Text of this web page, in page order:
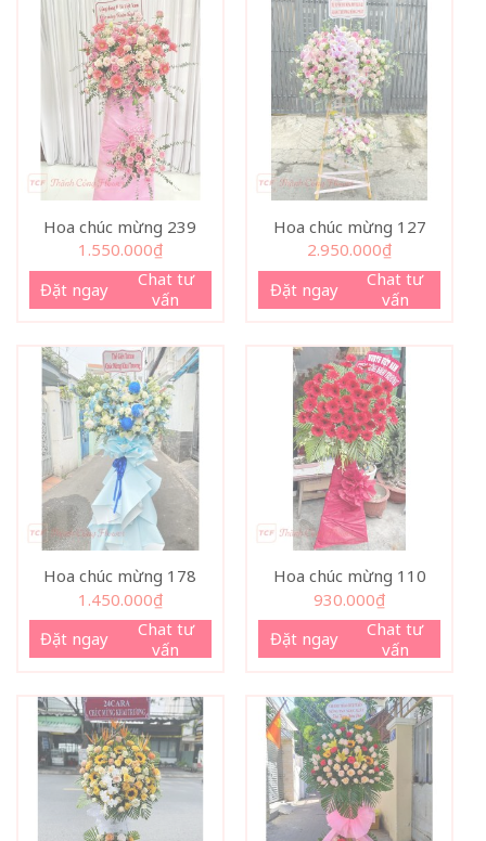
Hoa chúc mừng 239
1.550.000₫
Đặt ngay
Chat tư
vấn
Hoa chúc mừng 127
2.950.000₫
Đặt ngay
Chat tư
vấn
Hoa chúc mừng 178
1.450.000₫
Đặt ngay
Chat tư
vấn
Hoa chúc mừng 110
930.000₫
Đặt ngay
Chat tư
vấn